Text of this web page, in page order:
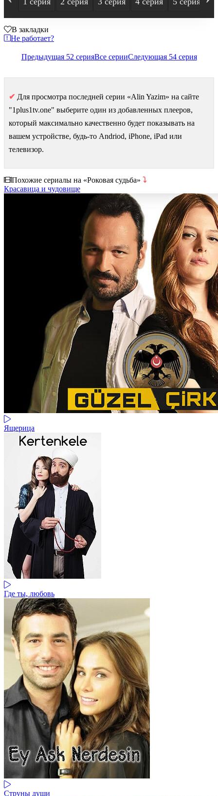
В закладки
Не работает?
Предыдущая 52 серияВсе серииСледующая 54 серия
✔ Для просмотра последней серии «Alin Yazim» на сайте
"1plus1tv.one" выберите один из добавленных плееров,
который максимально качественно будет показывать на
вашем устройстве, будь-то Andriod, iPhone, iPad или
телевизор.
Похожие сериалы на «Роковая судьба» ⤵
Красавица и чудовище
Ящерица
Где ты, любовь
Струны души